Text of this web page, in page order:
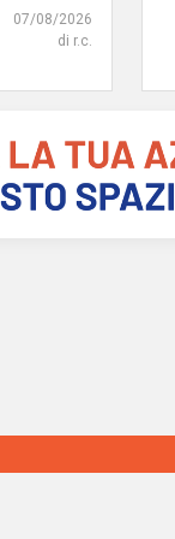
07/08/2026
di r.c.